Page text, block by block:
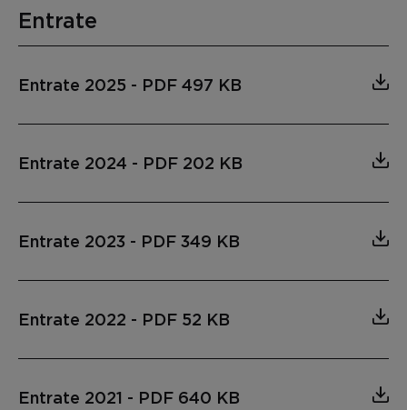
Entrate
Entrate 2025 - PDF 497 KB
Entrate 2024 - PDF 202 KB
Entrate 2023 - PDF 349 KB
Entrate 2022 - PDF 52 KB
Entrate 2021 - PDF 640 KB